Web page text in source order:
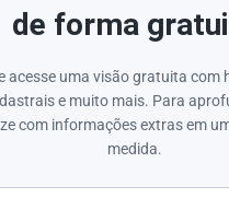
de forma
acesse uma visão gratuita com
e muito mais. Para
com informações extras em
medida.